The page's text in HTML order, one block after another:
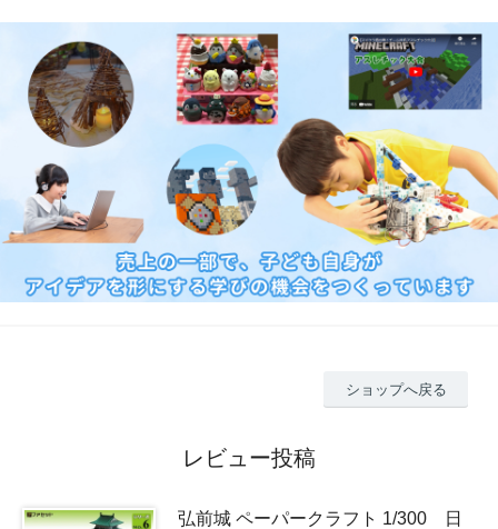
ショップへ戻る
レビュー投稿
弘前城 ペーパークラフト 1/300 日